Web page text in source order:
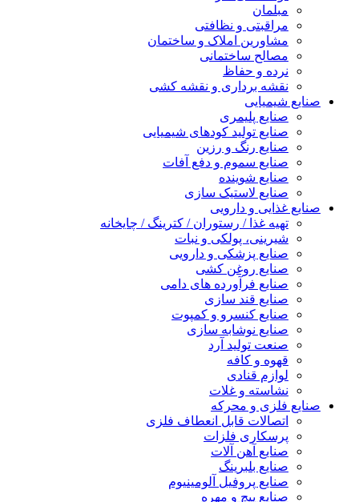
مبلمان
مراقبتی و نظافتی
مشاورین املاک و ساختمان
مصالح ساختمانی
نرده و حفاظ
نقشه برداری و نقشه کشی
صنایع شیمیایی
صنایع پلیمری
صنایع تولید کودهای شیمیایی
صنایع رنگ و رزین
صنایع سموم و دفع آفات
صنایع شوینده
صنایع لاستیک سازی
صنایع غذایی و دارویی
تهیه غذا / رستوران / کترینگ / چایخانه
شیرینی، پولکی و نبات
صنایع پزشکی و دارویی
صنایع روغن کشی
صنایع فرآورده های دامی
صنایع قند سازی
صنایع کنسرو و کمپوت
صنایع نوشابه سازی
صنعت تولید آرد
قهوه و کافه
لوازم قنادی
نشاسته و غلات
صنایع فلزی و محرکه
اتصالات قابل انعطاف فلزی
پرسکاری فلزات
صنایع آهن آلات
صنایع بلبرینگ
صنایع پروفیل آلومینیوم
صنایع پیچ و مهره